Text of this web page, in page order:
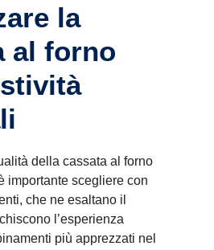
la
al forno
della cassata al forno
importante scegliere con
che ne esaltano il
l’esperienza
più apprezzati nel